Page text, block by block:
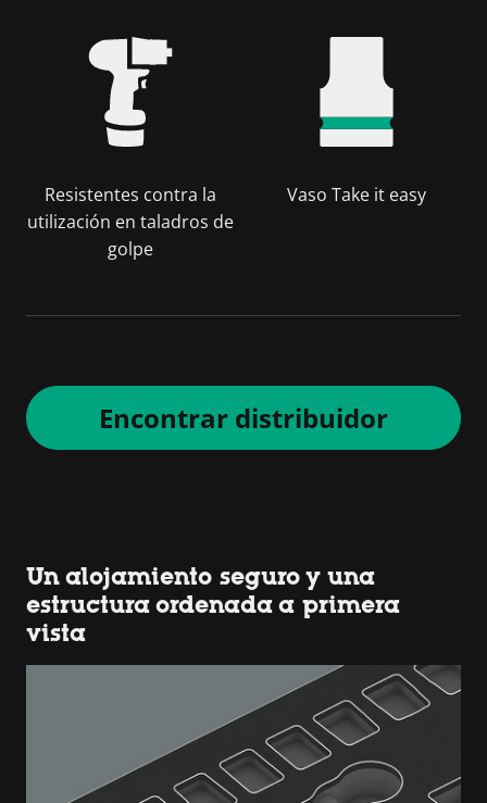
Resistentes contra la
utilización en taladros de
golpe
Vaso Take it easy
Encontrar distribuidor
Un alojamiento seguro y una
estructura ordenada a primera
vista